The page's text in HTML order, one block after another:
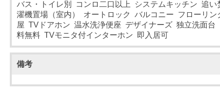
バス・トイレ別 コンロ二口以上 システムキッチン 追
濯機置場（室内） オートロック バルコニー フローリ
屋 TVドアホン 温水洗浄便座 デザイナーズ 独立洗面台
料無料 TVモニタ付インターホン 即入居可
備考